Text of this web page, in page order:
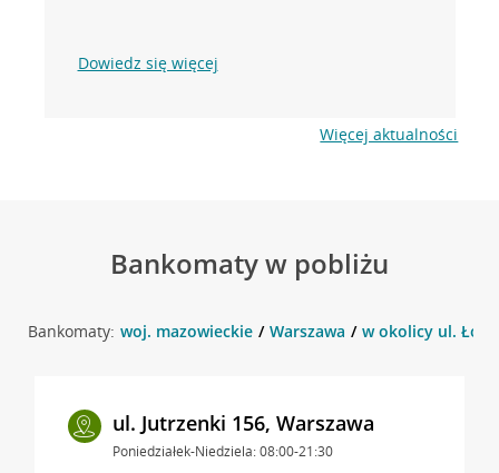
Dowiedz się więcej
Więcej aktualności
Bankomaty w pobliżu
Bankomaty: woj. mazowieckie Warszawa w okolicy ul.
ul. Jutrzenki 156, Warszawa
Poniedziałek-Niedziela: 08:00-21:30